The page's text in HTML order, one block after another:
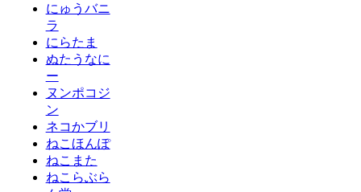
にゅうバニ
ラ
にらたま
ぬたうなに
ー
ヌンポコジ
ン
ネコかブリ
ねこほんぽ
ねこまた
ねこらぶら